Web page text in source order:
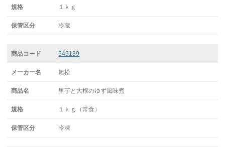
１ｋｇ
冷蔵
549139
旭松
里芋と大根のゆず風味煮
１ｋｇ（常食）
冷凍